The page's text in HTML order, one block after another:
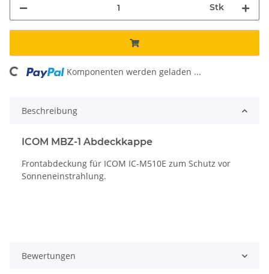
Stk
Komponenten werden geladen ...
Beschreibung
ICOM MBZ-1 Abdeckkappe
Frontabdeckung für ICOM IC-M510E zum Schutz vor
Sonneneinstrahlung.
Bewertungen